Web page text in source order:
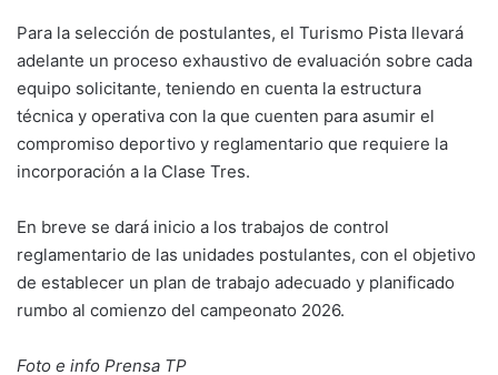
Para la selección de postulantes, el Turismo Pista llevará
adelante un proceso exhaustivo de evaluación sobre cada
equipo solicitante, teniendo en cuenta la estructura
técnica y operativa con la que cuenten para asumir el
compromiso deportivo y reglamentario que requiere la
incorporación a la Clase Tres.
En breve se dará inicio a los trabajos de control
reglamentario de las unidades postulantes, con el objetivo
de establecer un plan de trabajo adecuado y planificado
rumbo al comienzo del campeonato 2026.
Foto e info Prensa TP